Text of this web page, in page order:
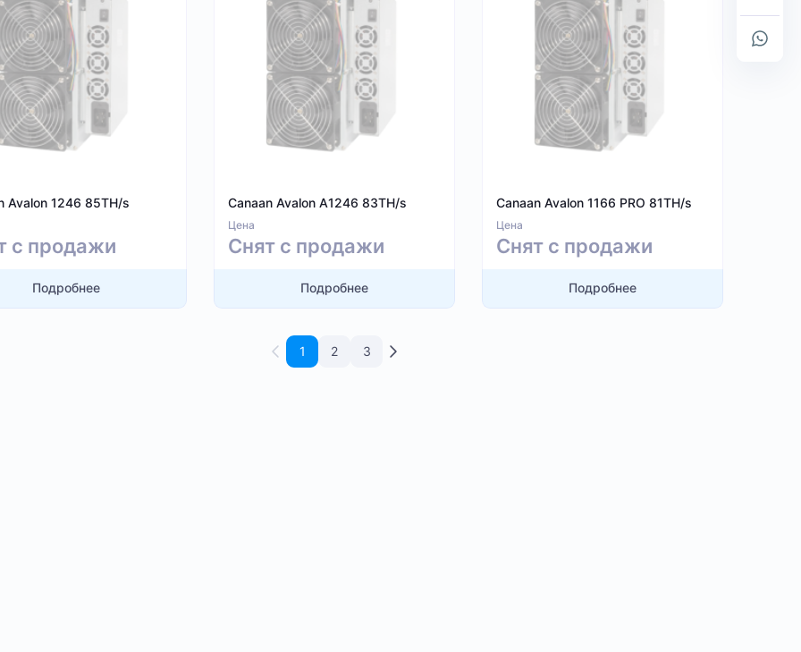
Avalon 1246 85TH/s
с продажи
Подробнее
Canaan Avalon A1246 83TH/s
Цена
Снят с продажи
Подробнее
Canaan Avalon 1166 PRO 81TH/s
Цена
Снят с продажи
Подробнее
1 2 3